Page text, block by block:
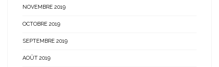
NOVEMBRE 2019
OCTOBRE 2019
SEPTEMBRE 2019
AOÛT 2019